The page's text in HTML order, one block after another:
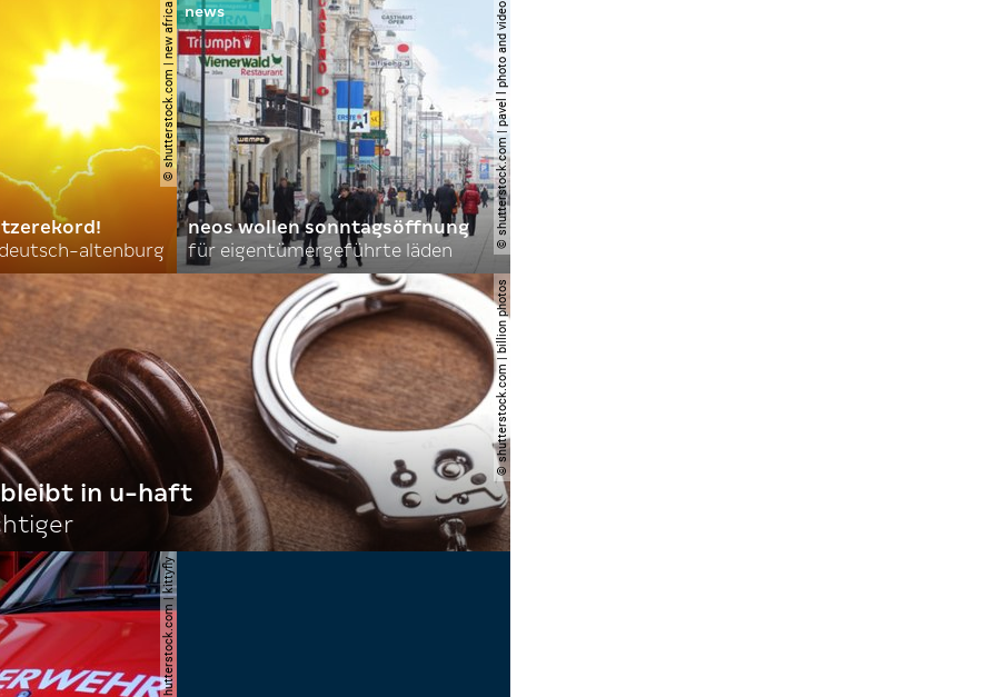
© shutterstock.com | new africa
altenburg
© shutterstock.com | pavel l photo and video
neos wollen sonntagsöffnung
für eigentümergeführte läden
© shutterstock.com | billion photos
in u-haft
© shutterstock.com | kittyfly